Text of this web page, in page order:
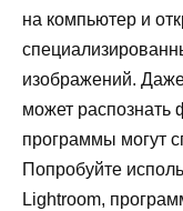
на компьютер и
изображений.
может
программы могут
Попробуйте
Lightroom,